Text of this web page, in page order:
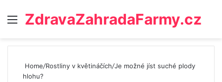
Menu
ZdravaZahradaFarmy.cz
Home/Rostliny v květináčích/Je možné jíst suché plody
hlohu?